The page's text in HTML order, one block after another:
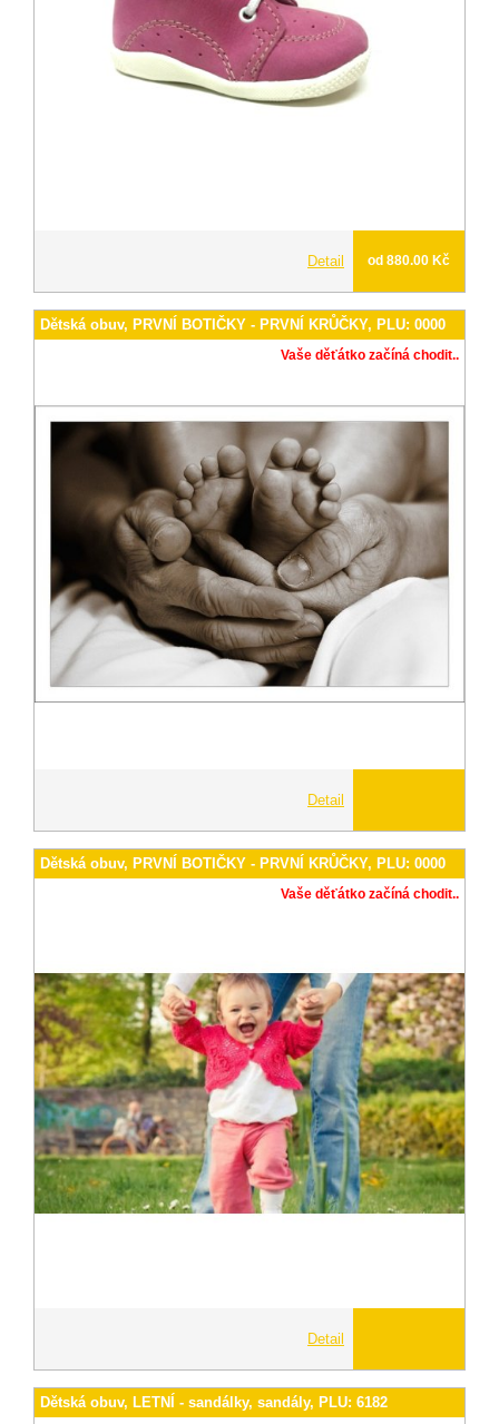
Detail od 880.00 Kč
Dětská obuv, PRVNÍ BOTIČKY - PRVNÍ KRŮČKY, PLU: 0000
Vaše děťátko začíná chodit..
Detail
Dětská obuv, PRVNÍ BOTIČKY - PRVNÍ KRŮČKY, PLU: 0000
Vaše děťátko začíná chodit..
Detail
Dětská obuv, LETNÍ - sandálky, sandály, PLU: 6182